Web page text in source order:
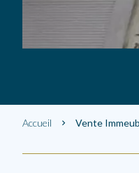
Accueil Vente